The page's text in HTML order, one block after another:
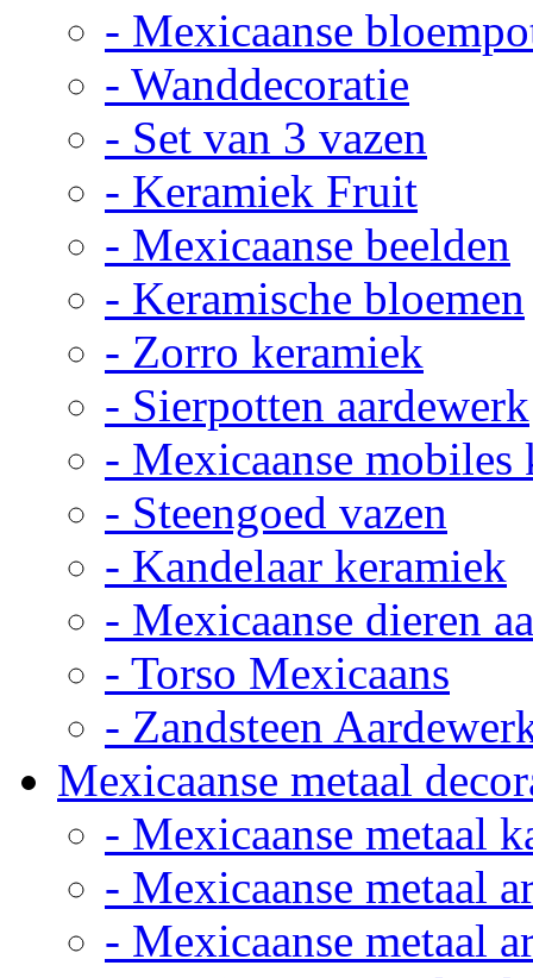
- Mexicaanse
- Wanddecoratie
- Set van 3 vazen
- Keramiek Fruit
- Mexicaanse beelden
- Keramische bloemen
- Zorro keramiek
- Sierpotten aardewerk
- Mexicaanse mobiles
- Steengoed vazen
- Kandelaar keramiek
- Mexicaanse dieren
- Torso Mexicaans
- Zandsteen
Mexicaanse metaal
- Mexicaanse metaal
- Mexicaanse metaal
- Mexicaanse metaal